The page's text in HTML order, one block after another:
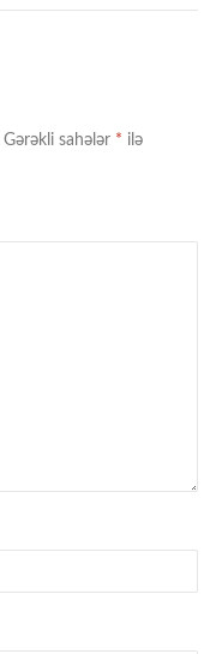
Gərəkli sahələr * ilə